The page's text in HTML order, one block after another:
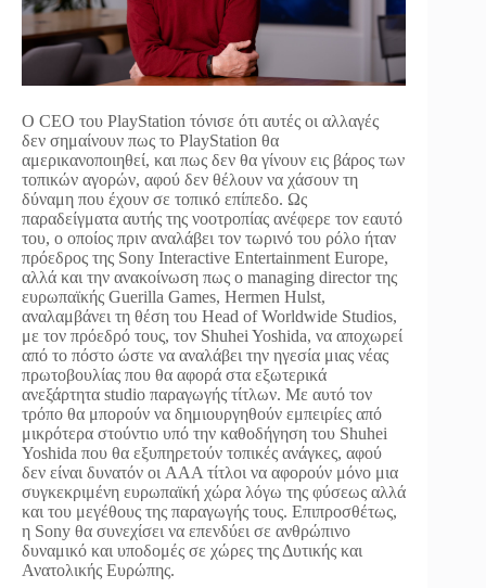
Ο CEO του PlayStation τόνισε ότι αυτές οι αλλαγές
δεν σημαίνουν πως το PlayStation θα
αμερικανοποιηθεί, και πως δεν θα γίνουν εις βάρος των
τοπικών αγορών, αφού δεν θέλουν να χάσουν τη
δύναμη που έχουν σε τοπικό επίπεδο. Ως
παραδείγματα αυτής της νοοτροπίας ανέφερε τον εαυτό
του, o οποίος πριν αναλάβει τον τωρινό του ρόλο ήταν
πρόεδρος της Sony Interactive Entertainment Europe,
αλλά και την ανακοίνωση πως ο managing director της
ευρωπαϊκής Guerilla Games, Hermen Hulst,
αναλαμβάνει τη θέση του Head of Worldwide Studios,
με τον πρόεδρό τους, τον Shuhei Yoshida, να αποχωρεί
από το πόστο ώστε να αναλάβει την ηγεσία μιας νέας
πρωτοβουλίας που θα αφορά στα εξωτερικά
ανεξάρτητα studio παραγωγής τίτλων. Με αυτό τον
τρόπο θα μπορούν να δημιουργηθούν εμπειρίες από
μικρότερα στούντιο υπό την καθοδήγηση του Shuhei
Yoshida που θα εξυπηρετούν τοπικές ανάγκες, αφού
δεν είναι δυνατόν οι AAA τίτλοι να αφορούν μόνο μια
συγκεκριμένη ευρωπαϊκή χώρα λόγω της φύσεως αλλά
και του μεγέθους της παραγωγής τους. Επιπροσθέτως,
η Sony θα συνεχίσει να επενδύει σε ανθρώπινο
δυναμικό και υποδομές σε χώρες της Δυτικής και
Ανατολικής Ευρώπης.